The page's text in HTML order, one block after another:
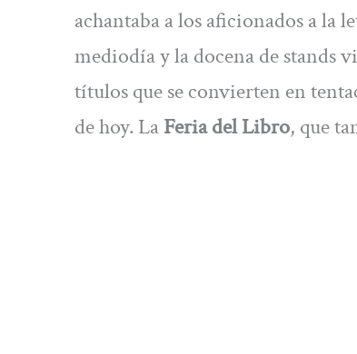
achantaba a los aficionados a la
mediodía y la docena de stands
títulos que se convierten en
de hoy. LaFeria del Libro, que